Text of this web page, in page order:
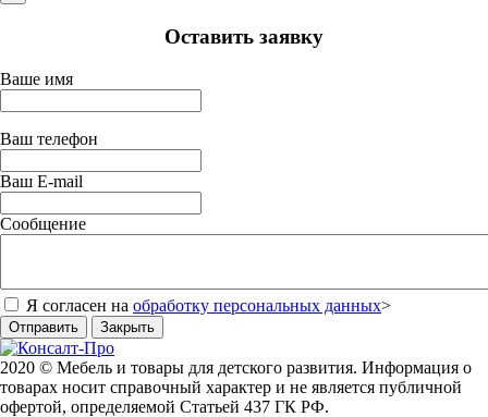
Оставить заявку
Ваше имя
Ваш телефон
Ваш E-mail
Сообщение
Я согласен на обработку персональных данных>
Отправить Закрыть
2020 © Мебель и товары для детского развития. Информация о
товарах носит справочный характер и не является публичной
офертой, определяемой Статьей 437 ГК РФ.